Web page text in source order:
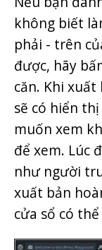
không biết
phải - trên
được, hãy
căn. Khi
sẽ có hiển
muốn xem
để xem. Lúc
như người
xuất bản
cửa sổ có